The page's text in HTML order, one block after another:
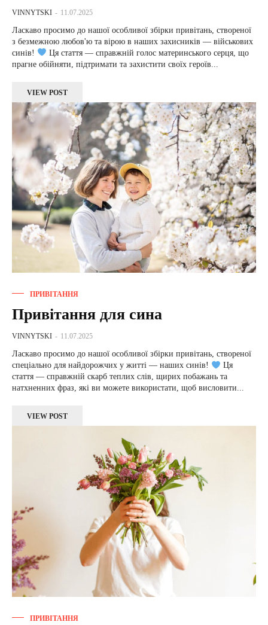
VINNYTSKI - 11.07.2025
Ласкаво просимо до нашої особливої збірки привітань, створеної
з безмежною любов'ю та вірою в наших захисників — військових
синів!
Ця стаття — справжній голос материнського серця, що
прагне обійняти, підтримати та захистити своїх героїв...
VIEW POST
ПРИВІТАННЯ
Привітання для сина
VINNYTSKI - 11.07.2025
Ласкаво просимо до нашої особливої збірки привітань, створеної
спеціально для найдорожчих у житті — наших синів!
Ця
стаття — справжній скарб теплих слів, щирих побажань та
натхненних фраз, які ви можете використати, щоб висловити...
VIEW POST
ПРИВІТАННЯ